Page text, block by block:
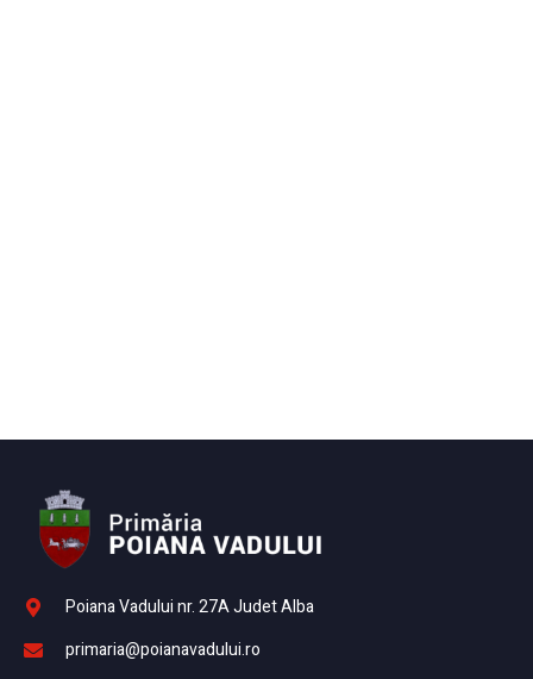
Poiana Vadului nr. 27A Judet Alba
primaria@poianavadului.ro